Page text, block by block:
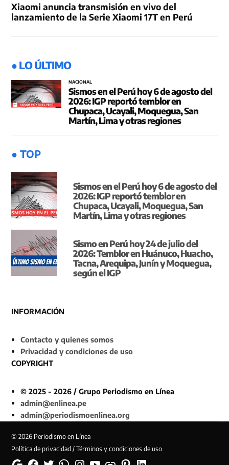
Xiaomi anuncia transmisión en vivo del
lanzamiento de la Serie Xiaomi 17T en Perú
● LO ÚLTIMO
NACIONAL
Sismos en el Perú hoy 6 de agosto del
2026: IGP reportó temblor en
Chupaca, Ucayali, Moquegua, San
Martín, Lima y otras regiones
● TOP
Sismos en el Perú hoy 6 de agosto del
2026: IGP reportó temblor en
Chupaca, Ucayali, Moquegua, San
Martín, Lima y otras regiones
Sismo en Perú hoy 24 de julio del
2026: Temblor en Huánuco, Huacho,
Tacna, Arequipa, Junín y Moquegua,
según el IGP
INFORMACIÓN
Contacto y quienes somos
Privacidad y condiciones de uso
COPYRIGHT
© 2025 - 2026 / Grupo Periodismo en Línea
admin@enlinea.pe
admin@periodismoenlinea.org
© 2026 Periodismo en Línea
Política de privacidad / Términos y condiciones de uso
GoogleFacebookTwitterWhatsappInstagramYouTubeWeb PinterestLinkedin